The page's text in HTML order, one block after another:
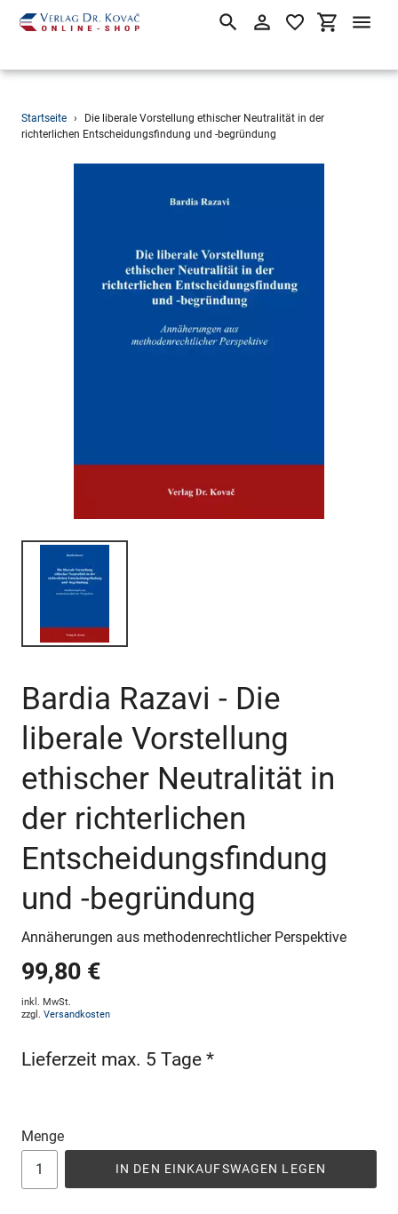
Direkt
zum
SuchenEinloggen
Startseite ›
Die liberale Vorstellung ethischer Neutralität in der
richterlichen Entscheidungsfindung und -begründung
Bardia Razavi - Die
liberale Vorstellung
ethischer Neutralität in
der richterlichen
Entscheidungsfindung
und -begründung
Annäherungen aus methodenrechtlicher Perspektive
99,80 €
inkl. MwSt.
zzgl. Versandkosten
Lieferzeit max. 5 Tage *
Menge
IN DEN EINKAUFSWAGEN LEGEN